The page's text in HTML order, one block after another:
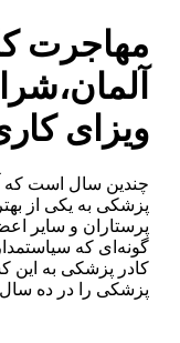
مهاجرت
ویزای
چندین سال است که
پزشکی به یکی از
پرستاران و سایر
گونه‌ای که
پزشکی را در ده